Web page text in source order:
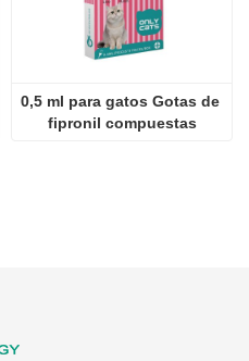
0,5 ml para gatos Gotas de
fipronil compuestas